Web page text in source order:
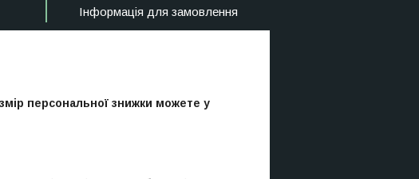
Інформація для замовлення
персональної знижки можете у